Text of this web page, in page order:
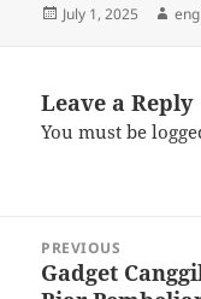
Posted
July 1, 2025
Leave a Reply
You must be
navigation
PREVIOUS
Previous
Gadget